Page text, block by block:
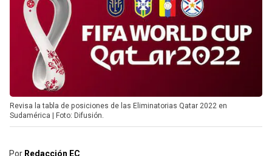
Revisa la tabla de posiciones de las Eliminatorias Qatar 2022 en
Sudamérica | Foto: Difusión.
Por Redacción EC